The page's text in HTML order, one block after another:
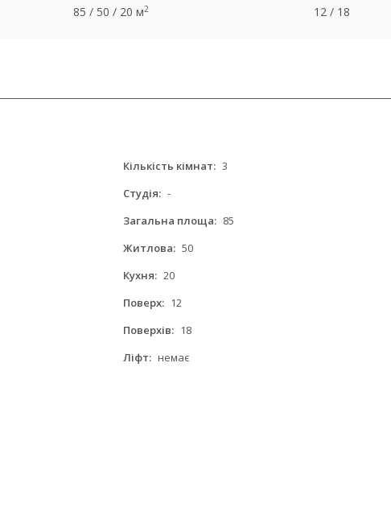
85 / 50 / 20 м2 12 / 18
Кількість кімнат: 3
Студія: -
Загальна площа: 85
Житлова: 50
Кухня: 20
Поверх: 12
Поверхів: 18
Ліфт: немає